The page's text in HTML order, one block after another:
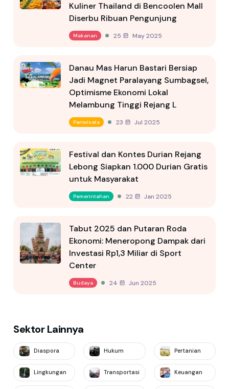
Kuliner Thailand di Bencoolen Mall
Diserbu Ribuan Pengunjung
Makanan 25 May 2025
Danau Mas Harun Bastari Bersiap
Jadi Magnet Paralayang Sumbagsel,
Optimisme Ekonomi Lokal
Melambung Tinggi Rejang L
Pariwisata 23 Jul 2025
Festival dan Kontes Durian Rejang
Lebong Siapkan 1.000 Durian Gratis
untuk Masyarakat
Pemerintahan 22 Jan 2025
Tabut 2025 dan Putaran Roda
Ekonomi: Meneropong Dampak dari
Investasi Rp1,3 Miliar di Sport
Center
Budaya 24 Jun 2025
Sektor Lainnya
Diaspora Hukum Pertanian
Lingkungan Transportasi Keuangan